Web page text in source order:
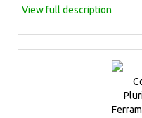
View full description